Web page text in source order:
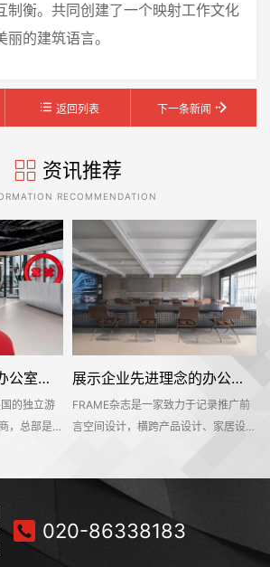
制衡。共同创建了一个映射工作文化
的建筑语言。
返回列表 下一条新闻
资讯推荐
RECOMMENDATION
独特的环境设计的办公室装修空间是怎样打造的——Facepunch
的独立游
，总部是位
同时也能够
观和探索纪
特的地方有
空间，可以
展示企业先进理念的办公室装修设计空间是怎样的——FRAME
FRAME杂志是一家致力于记录推广前
言空间设计，横跨产品设计、家居设
是一个工作环境，也是一个企业理念的
平台。该项目位于深业上城商区，可直
达莲花山和笔架山公园，呈现出独具一
020-86338183